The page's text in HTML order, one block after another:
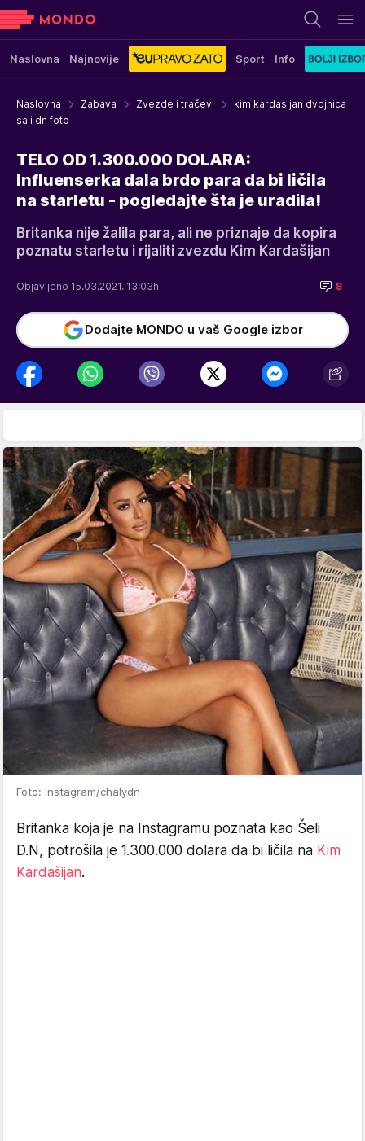
Naslovna Najnovije Sport Info
Naslovna Zabava Zvezde i tračevi
kim kardasijan dvojnica
sali dn foto
TELO OD 1.300.000 DOLARA:
Influenserka dala brdo para da bi ličila
na starletu - pogledajte šta je uradila!
Britanka nije žalila para, ali ne priznaje da kopira
poznatu starletu i rijaliti zvezdu Kim Kardašijan
Objavljeno 15.03.2021. 13:03h 8
Dodajte MONDO u vaš Google izbor
Foto: Instagram/chalydn
Britanka koja je na Instagramu poznata kao Šeli
D.N, potrošila je 1.300.000 dolara da bi ličila na Kim
Kardašijan.